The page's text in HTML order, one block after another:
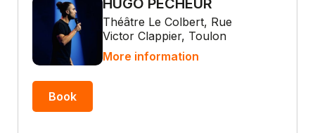
HUGO PÊCHEUR
Théâtre Le Colbert, Rue
Victor Clappier, Toulon
More information
Book